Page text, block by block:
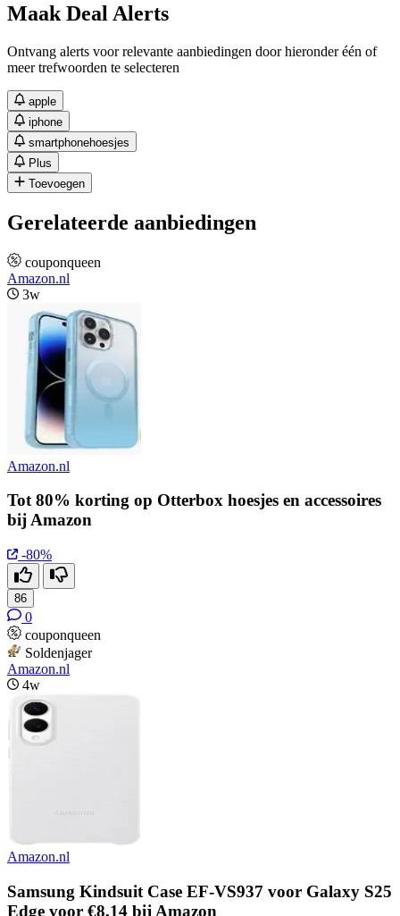
Maak Deal Alerts
Ontvang alerts voor relevante aanbiedingen door hieronder één of
meer trefwoorden te selecteren
apple
iphone
smartphonehoesjes
Plus
Toevoegen
Gerelateerde aanbiedingen
couponqueen
Amazon.nl
3w
Amazon.nl
Tot 80% korting op Otterbox hoesjes en accessoires
bij Amazon
-80%
86
0
couponqueen
Soldenjager
Amazon.nl
4w
Amazon.nl
Samsung Kindsuit Case EF-VS937 voor Galaxy S25
Edge voor €8,14 bij Amazon